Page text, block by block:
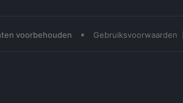
voorbehouden • Gebruiksvoorwaarden